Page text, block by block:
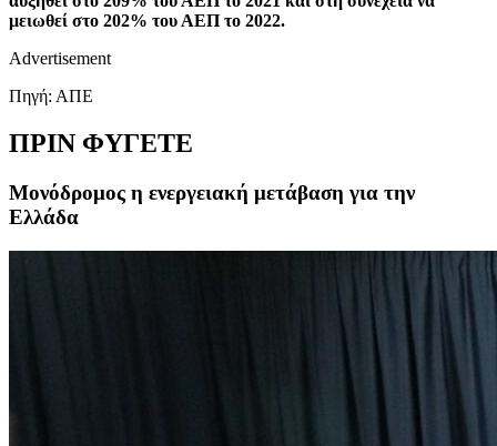
μειωθεί στο 202% του ΑΕΠ το 2022.
Advertisement
Πηγή: ΑΠΕ
ΠΡΙΝ ΦΥΓΕΤΕ
Μονόδρομος η ενεργειακή μετάβαση για την
Ελλάδα